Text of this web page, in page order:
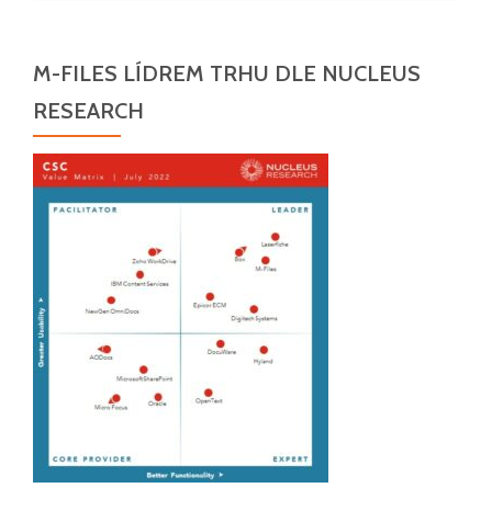
M-FILES LÍDREM TRHU DLE NUCLEUS
RESEARCH